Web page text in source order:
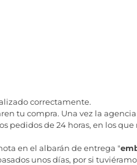
correctamente.
tu compra. Una vez la
de 24 horas, en los que
en el albarán de entrega "
unos días, por si